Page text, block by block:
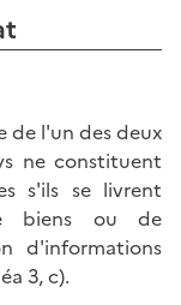
de l'un des deux
ne constituent
s'ils se livrent
biens ou de
d'informations
3, c).